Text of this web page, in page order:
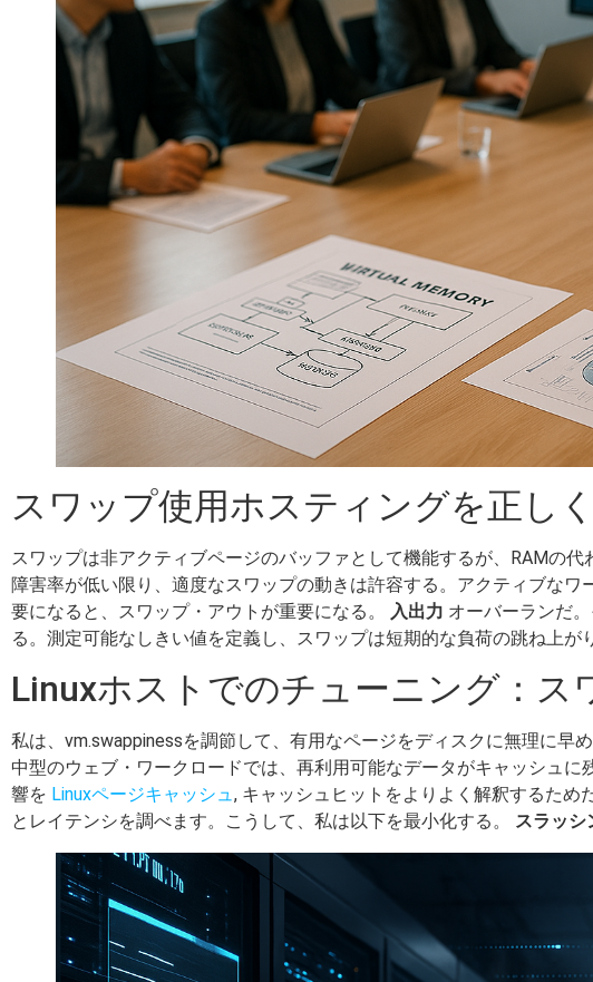
スワップ使用ホスティングを正し
スワップは非アクティブページのバッファとして機能するが、RAMの
障害率が低い限り、適度なスワップの動きは許容する。アクティブな
要になると、スワップ・アウトが重要になる。
入出力 オーバーランだ
る。測定可能なしきい値を定義し、スワップは短期的な負荷の跳ね上
Linuxホストでのチューニング：ス
私は、vm.swappinessを調節して、有用なページをディスクに無理に
中型のウェブ・ワークロードでは、再利用可能なデータがキャッシュ
響を Linuxページキャッシュ, キャッシュヒットをよりよく解釈するた
とレイテンシを調べます。こうして、私は以下を最小化する。 スラッシ